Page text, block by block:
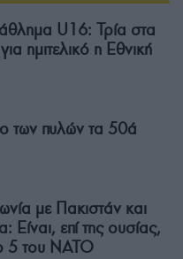
U16: Τρία στα
ημιτελικό η Εθνική
των πυλών τα 50ά
με Πακιστάν και
Είναι, επί της ουσίας,
5 του ΝΑΤΟ